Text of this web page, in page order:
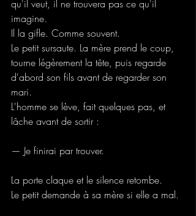
qu'il veut, il ne trouvera pas ce qu'il
imagine.
Il la gifle. Comme souvent.
Le petit sursaute. La mère prend le coup,
tourne légèrement la tête, puis regarde
d'abord son fils avant de regarder son
mari.
L'homme se lève, fait quelques pas, et
lâche avant de sortir :
— Je finirai par trouver.
La porte claque et le silence retombe.
Le petit demande à sa mère si elle a mal.